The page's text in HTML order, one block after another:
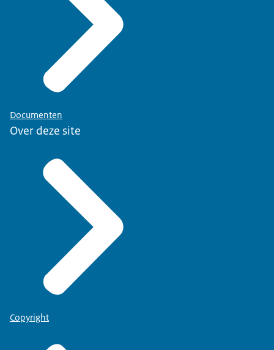
Documenten
Over deze site
Copyright